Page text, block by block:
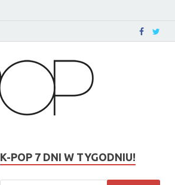
K-POP 7 DNI W TYGODNIU!